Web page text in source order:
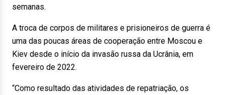
semanas.
A troca de corpos de militares e prisioneiros de guerra é
uma das poucas áreas de cooperação entre Moscou e
Kiev desde o início da invasão russa da Ucrânia, em
fevereiro de 2022.
“Como resultado das atividades de repatriação, os